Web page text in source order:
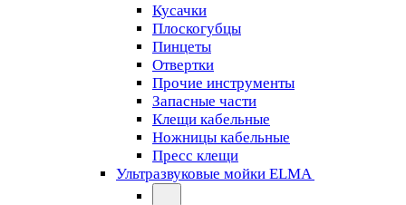
Кусачки
Плоскогубцы
Пинцеты
Отвертки
Прочие инструменты
Запасные части
Клещи кабельные
Ножницы кабельные
Пресс клещи
Ультразвуковые мойки ELMA